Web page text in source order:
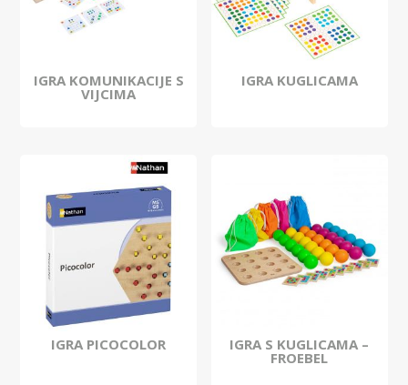
IGRA KOMUNIKACIJE S
VIJCIMA
IGRA KUGLICAMA
IGRA PICOCOLOR IGRA S KUGLICAMA –
FROEBEL